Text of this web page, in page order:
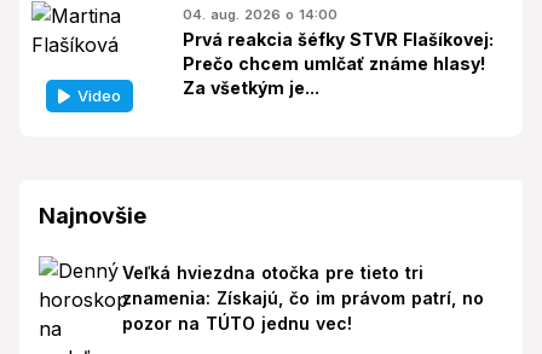
Video
04. aug. 2026 o 14:00
Prvá reakcia šéfky STVR Flašíkovej:
Prečo chcem umlčať známe hlasy!
Za všetkým je...
Najnovšie
Veľká hviezdna otočka pre tieto tri
znamenia: Získajú, čo im právom patrí, no
pozor na TÚTO jednu vec!